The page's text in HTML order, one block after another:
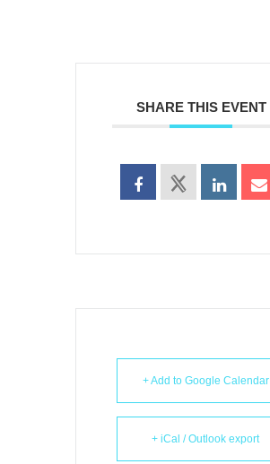
SHARE THIS EVENT
+ Add to Google Calendar
+ iCal / Outlook export